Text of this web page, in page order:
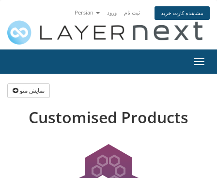
Persian ورود ثبت نام مشاهده کارت خرید
تغییر
نمایش منو
Customised Products